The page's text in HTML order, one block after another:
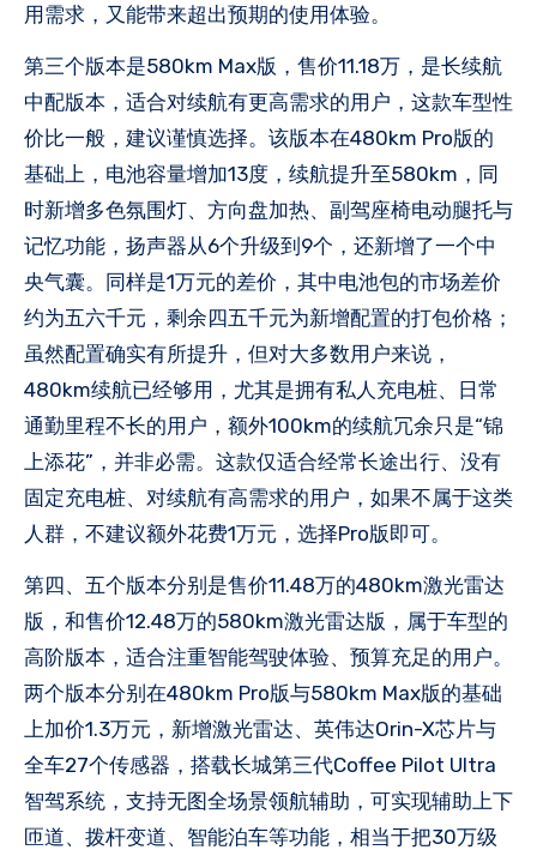
用需求，又能带来超出预期的使用体验。
第三个版本是580km Max版，售价11.18万，是长续航
中配版本，适合对续航有更高需求的用户，这款车型性
价比一般，建议谨慎选择。该版本在480km Pro版的
基础上，电池容量增加13度，续航提升至580km，同
时新增多色氛围灯、方向盘加热、副驾座椅电动腿托与
记忆功能，扬声器从6个升级到9个，还新增了一个中
央气囊。同样是1万元的差价，其中电池包的市场差价
约为五六千元，剩余四五千元为新增配置的打包价格；
虽然配置确实有所提升，但对大多数用户来说，
480km续航已经够用，尤其是拥有私人充电桩、日常
通勤里程不长的用户，额外100km的续航冗余只是“锦
上添花”，并非必需。这款仅适合经常长途出行、没有
固定充电桩、对续航有高需求的用户，如果不属于这类
人群，不建议额外花费1万元，选择Pro版即可。
第四、五个版本分别是售价11.48万的480km激光雷达
版，和售价12.48万的580km激光雷达版，属于车型的
高阶版本，适合注重智能驾驶体验、预算充足的用户。
两个版本分别在480km Pro版与580km Max版的基础
上加价1.3万元，新增激光雷达、英伟达Orin-X芯片与
全车27个传感器，搭载长城第三代Coffee Pilot Ultra
智驾系统，支持无图全场景领航辅助，可实现辅助上下
匝道、拨杆变道、智能泊车等功能，相当于把30万级